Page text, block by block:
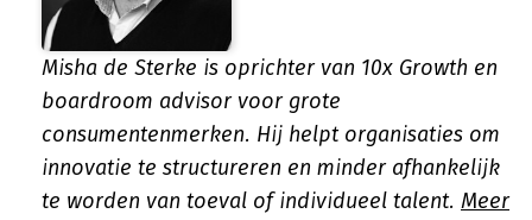
Misha de Sterke is oprichter van 10x Growth en
boardroom advisor voor grote
consumentenmerken. Hij helpt organisaties om
innovatie te structureren en minder afhankelijk
te worden van toeval of individueel talent. Meer